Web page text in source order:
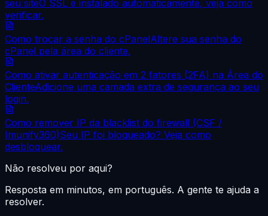
seu siteO SSL é instalado automaticamente, veja como
verificar.
Como trocar a senha do cPanelAltere sua senha do
cPanel pela área do cliente.
Como ativar autenticação em 2 fatores (2FA) na Área do
ClienteAdicione uma camada extra de segurança ao seu
login.
Como remover IP da blacklist do firewall (CSF /
Imunify360)Seu IP foi bloqueado? Veja como
desbloquear.
Não resolveu por aqui?
Resposta em minutos, em português. A gente te ajuda a
resolver.